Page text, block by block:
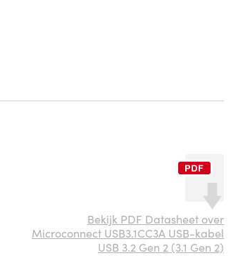
Bekijk PDF Datasheet over
Microconnect USB3.1CC3A USB-kabel
USB 3.2 Gen 2 (3.1 Gen 2)